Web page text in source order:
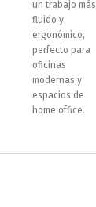
un trabajo más
fluido y
ergonómico,
perfecto para
oficinas
modernas y
espacios de
home office.